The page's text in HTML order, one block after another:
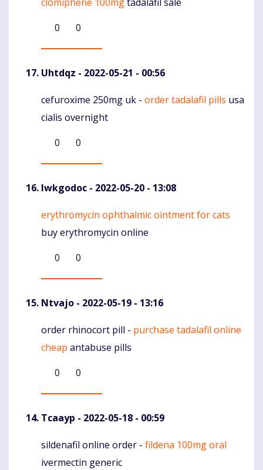
0
0
Uhtdqz - 2022-05-21 - 00:56
Komentaras
cefuroxime 250mg uk - order tadalafil pills usa
cialis overnight
0
0
lwkgodoc - 2022-05-20 - 13:08
Komentaras
erythromycin ophthalmic ointment for cats
buy erythromycin online
0
0
Ntvajo - 2022-05-19 - 13:16
Komentaras
order rhinocort pill - purchase tadalafil online
cheap antabuse pills
0
0
Tcaayp - 2022-05-18 - 00:59
Komentaras
sildenafil online order - fildena 100mg oral
ivermectin generic